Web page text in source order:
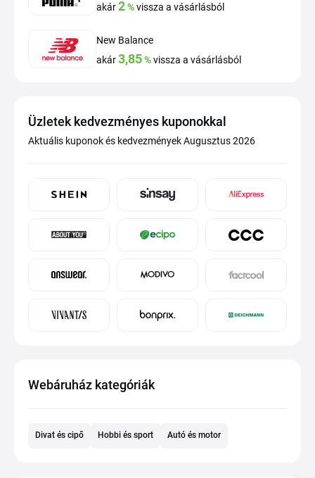
akár2%vissza a vásárlásból
New Balance
akár3,85%vissza a vásárlásból
Üzletek kedvezményes kuponokkal
Aktuális kuponok és kedvezmények Augusztus 2026
Webáruház kategóriák
Divat és cipő Hobbi és sport Autó és motor